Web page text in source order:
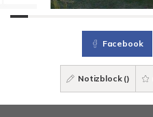
Facebook
Notizblock ()